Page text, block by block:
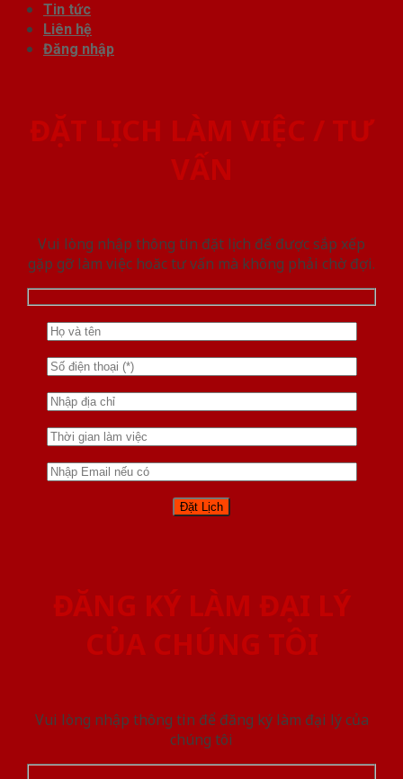
Tin tức
Liên hệ
Đăng nhập
ĐẶT LỊCH LÀM VIỆC / TƯ
VẤN
Vui lòng nhập thông tin đặt lịch để được sắp xếp
gặp gỡ làm việc hoăc tư vấn mà không phải chờ đợi.
ĐĂNG KÝ LÀM ĐẠI LÝ
CỦA CHÚNG TÔI
Vui lòng nhập thông tin để đăng ký làm đại lý của
chúng tôi